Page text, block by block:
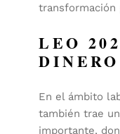
transformación
LEO
DINERO
En el ámbito
también trae
importante,